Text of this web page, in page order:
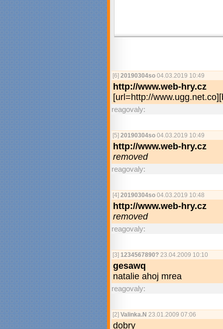
[6] 20190304so 04.03.2019 10:49
http://www.web-hry.cz
[url=http://
reagovaly:
[5] 20190304so 04.03.2019 10:49
http://www.web-hry.cz
removed
reagovaly:
[4] 20190304so 04.03.2019 10:48
http://www.web-hry.cz
removed
reagovaly:
[3] 1234567890? 23.04.2009 10:10
gesawq
natalie ahoj mrea
reagovaly:
[2] Valinka.N 23.01.2009 07:06
dobry